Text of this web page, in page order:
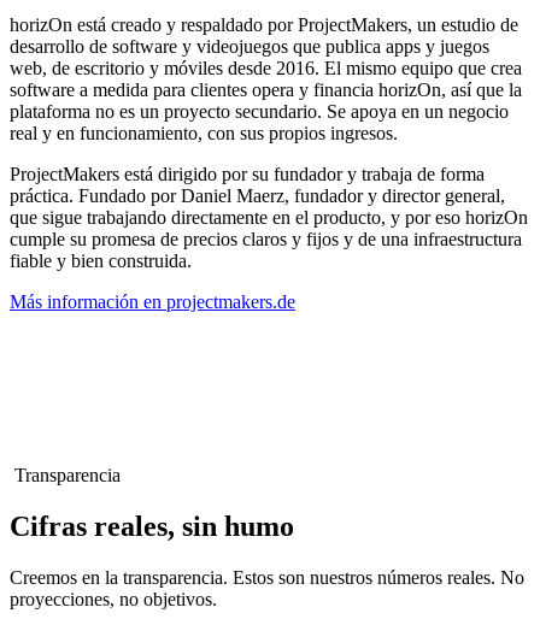
horizOn está creado y respaldado por ProjectMakers, un estudio de
desarrollo de software y videojuegos que publica apps y juegos
web, de escritorio y móviles desde 2016. El mismo equipo que crea
software a medida para clientes opera y financia horizOn, así que la
plataforma no es un proyecto secundario. Se apoya en un negocio
real y en funcionamiento, con sus propios ingresos.
ProjectMakers está dirigido por su fundador y trabaja de forma
práctica. Fundado por Daniel Maerz, fundador y director general,
que sigue trabajando directamente en el producto, y por eso horizOn
cumple su promesa de precios claros y fijos y de una infraestructura
fiable y bien construida.
Más información en projectmakers.de
Transparencia
Cifras reales, sin humo
Creemos en la transparencia. Estos son nuestros números reales. No
proyecciones, no objetivos.